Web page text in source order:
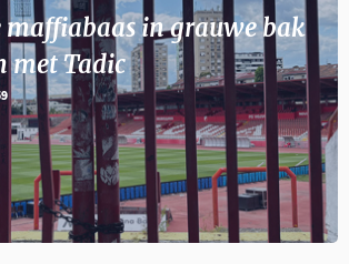
maffiabaas in grauwe bak
met Tadic